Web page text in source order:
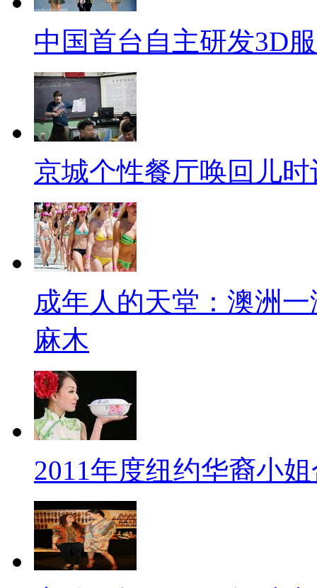
中国首台自主研发3D
京城个性餐厅唤回儿
成年人的天堂：澳洲
麻木
2011年度纽约华裔小